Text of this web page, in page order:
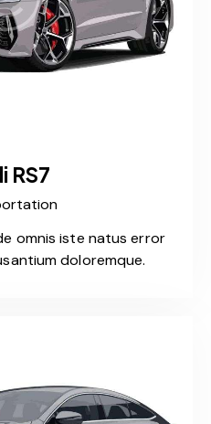
RS7
omnis iste natus error
doloremque.